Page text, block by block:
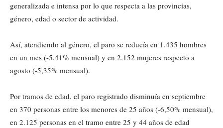
generalizada e intensa por lo que respecta a las provincias,
género, edad o sector de actividad.
Así, atendiendo al género, el paro se reducía en 1.435 hombres
en un mes (-5,41% mensual) y en 2.152 mujeres respecto a
agosto (-5,35% mensual).
Por tramos de edad, el paro registrado disminuía en septiembre
en 370 personas entre los menores de 25 años (-6,50% mensual),
en 2.125 personas en el tramo entre 25 y 44 años de edad